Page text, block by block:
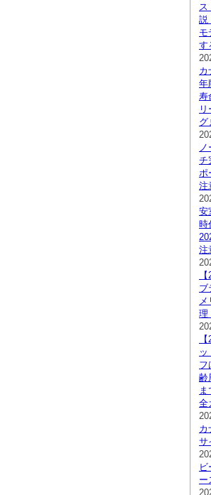
ス
説
モ
す
カ
年
寿
グ
チ
ポ
注
安
時
注
ブ
理
フ
齢
全
カ
サ
ー